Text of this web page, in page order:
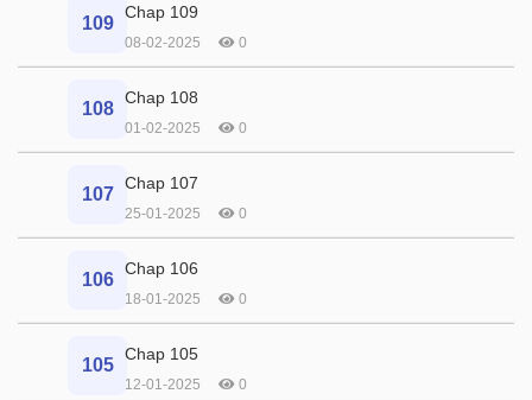
109
Chap 109
08-02-2025 0
108
Chap 108
01-02-2025 0
107
Chap 107
25-01-2025 0
106
Chap 106
18-01-2025 0
105
Chap 105
12-01-2025 0